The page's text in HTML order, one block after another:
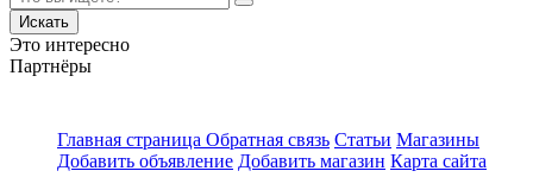
Искать
Это интересно
Партнёры
Главная страница Обратная связь Статьи Магазины
Добавить объявление Добавить магазин Карта сайта